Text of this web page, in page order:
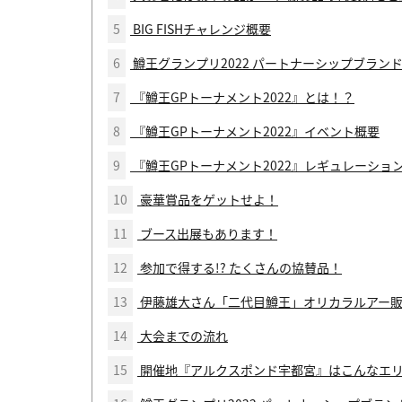
5
BIG FISHチャレンジ概要
6
鱒王グランプリ2022 パートナーシップブランド
7
『鱒王GPトーナメント2022』とは！？
8
『鱒王GPトーナメント2022』イベント概要
9
『鱒王GPトーナメント2022』レギュレーショ
10
豪華賞品をゲットせよ！
11
ブース出展もあります！
12
参加で得する!? たくさんの協賛品！
13
伊藤雄大さん「二代目鱒王」オリカラルアー販
14
大会までの流れ
15
開催地『アルクスポンド宇都宮』はこんなエ